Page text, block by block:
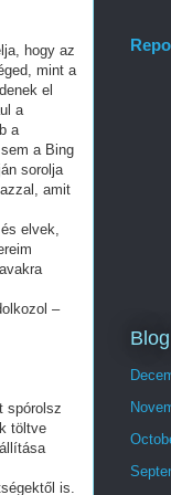
hogy az
mint a
el
a
a
a Bing
sorolja
amit
elvek,
–
spórolsz
töltve
is.